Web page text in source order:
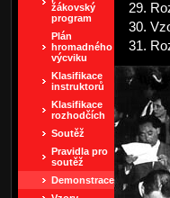
žákovský
program
Plán
hromadného
výcviku
Klasifikace
instruktorů
Klasifikace
rozhodčích
Soutěž
Pravidla pro
soutěž
Demonstrace